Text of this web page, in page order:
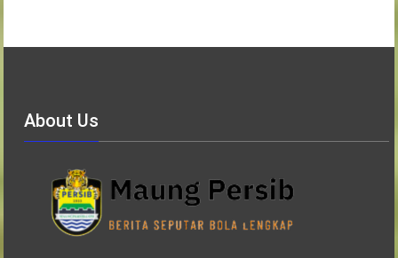
About Us